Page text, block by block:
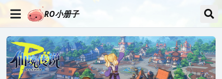
RO小册子